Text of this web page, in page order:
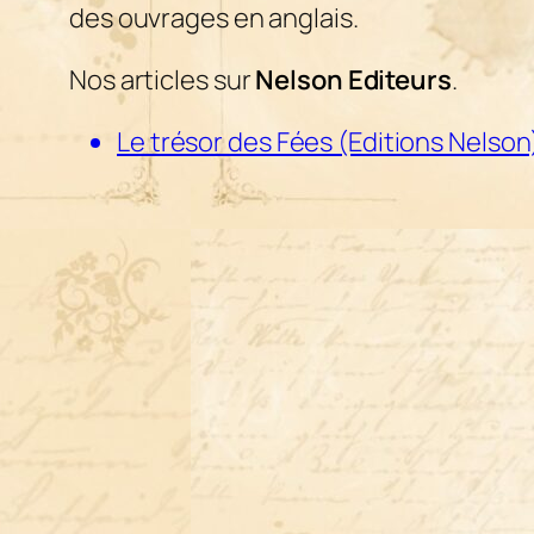
des ouvrages en anglais.
Nos articles surNelson Editeurs.
Le trésor des Fées (Editions